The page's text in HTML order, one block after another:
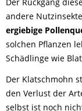
andere
ergiebige
solchen Pflanzen
Schädlinge wie
Der Klatschmohn
den Verlust der
selbst ist noch